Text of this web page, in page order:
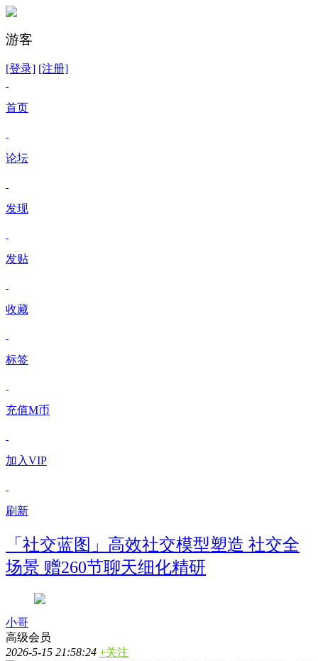
游客
[登录] [注册]
首页
论坛
发现
发贴
收藏
标签
充值M币
加入VIP
刷新
「社交蓝图」高效社交模型塑造 社交全
场景 赠260节聊天细化精研
小哥
高级会员
2026-5-15 21:58:24 +关注